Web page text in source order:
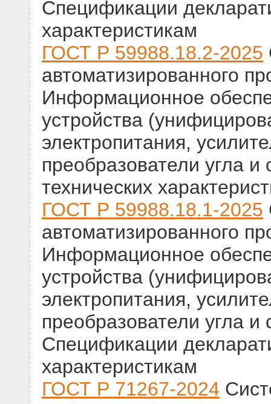
Спецификации
характеристикам
ГОСТ Р 59988.18.2-2025
автоматизированного
Информационное
устройства
электропитания,
преобразователи угла
технических
ГОСТ Р 59988.18.1-2025
автоматизированного
Информационное
устройства
электропитания,
преобразователи угла и
Спецификации
характеристикам
ГОСТ Р 71267-2024